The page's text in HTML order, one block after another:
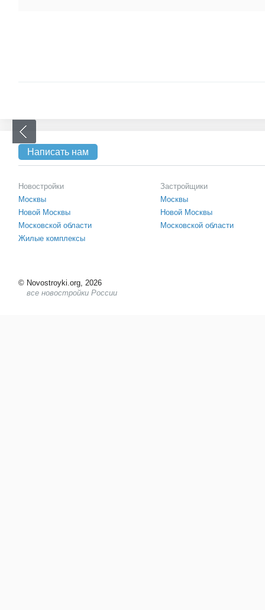
Написать нам
Новостройки
Москвы
Новой Москвы
Московской области
Жилые комплексы
Застройщики
Москвы
Новой Москвы
Московской области
© Novostroyki.org, 2026
все новостройки России